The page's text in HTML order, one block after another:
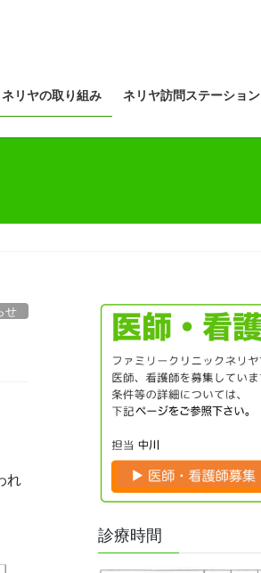
ネリヤの取り組み ネリヤ訪問ステーション
せ
れ
診療時間